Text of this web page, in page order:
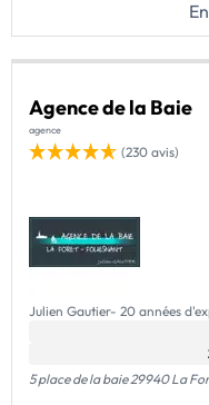
Agence de la Baie
agence
(230 avis)
Julien Gautier- 20 années
5 place de la baie 29940 La